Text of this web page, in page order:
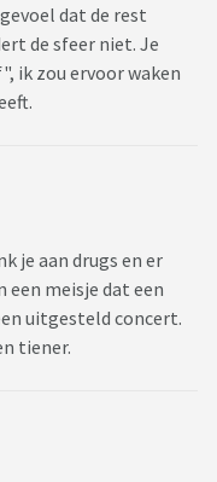
dat de rest
de sfeer niet. Je
ik zou ervoor waken
je aan drugs en er
een meisje dat een
uitgesteld concert.
tiener.